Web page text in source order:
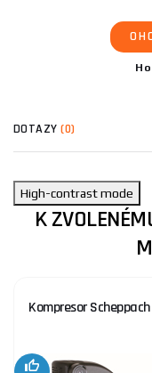
DOTAZY(0)
High-contrast mode
K
Kompresor Scheppach